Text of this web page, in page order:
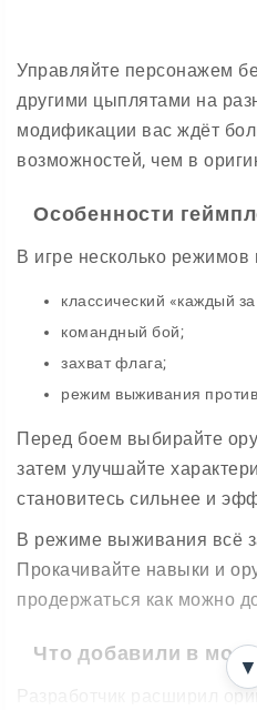
Управляйте персонажем
другими цыплятами на
модификации вас ждёт
возможностей, чем в
Особенности
В игре несколько режимов
классический «каждый
командный бой;
захват флага;
режим выживания
Перед боем выбирайте
затем улучшайте
становитесь сильнее и
В режиме выживания всё
Прокачивайте навыки и
продержаться как можно
Что добавили в
Разработчик расширил
▼